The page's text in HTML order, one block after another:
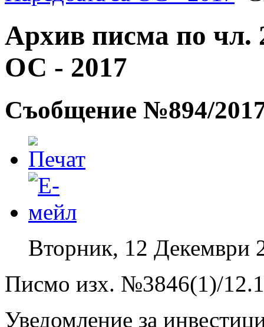
Архив писма по чл.
ОС - 2017
Съобщение №894/
Вторник, 12 Декември
Писмо изх. №3846(1)/
Уведомление за